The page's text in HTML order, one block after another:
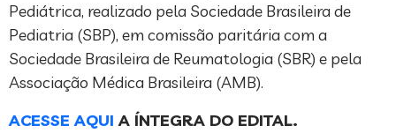
Pediátrica, realizado pela Sociedade Brasileira de
Pediatria (SBP), em comissão paritária com a
Sociedade Brasileira de Reumatologia (SBR) e pela
Associação Médica Brasileira (AMB).
ACESSE AQUI A ÍNTEGRA DO EDITAL.